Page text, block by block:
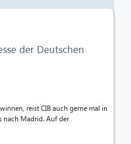
der Deutschen
reist CIB auch gerne mal in
nach Madrid. Auf der